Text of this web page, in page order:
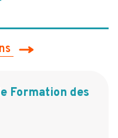
Formation des